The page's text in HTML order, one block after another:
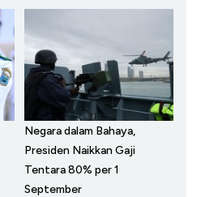
Negara dalam Bahaya,
Presiden Naikkan Gaji
Tentara 80% per 1
September